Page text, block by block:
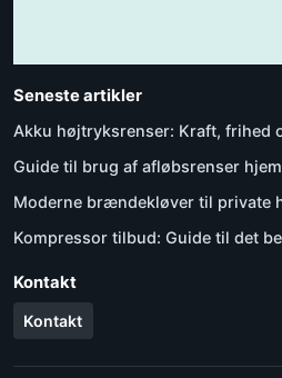
Seneste artikler
Akku højtryksrenser: Kraft, frihed
Guide til brug af afløbsrenser
Moderne brændekløver til private
Kompressor tilbud: Guide til det
Kontakt
Kontakt